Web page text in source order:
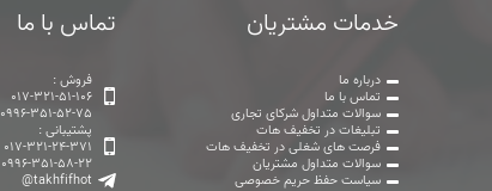
خدمات مشتریان
درباره ما
تماس با ما
سوالات متداول شرکای تجاری
تبلیغات در تخفیف هات
فرصت های شغلی در تخفیف هات
سوالات متداول مشتریان
سیاست حفظ حریم خصوصی
تماس با ما
فروش :
017-321-51-106
0996-351-52-75
پشتیبانی :
017-321-24-371
0996-351-58-22
@takhfifhot